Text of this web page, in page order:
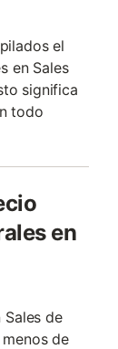
el
en Sales
significa
todo
en
de
de